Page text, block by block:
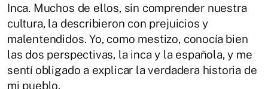
Inca. Muchos de ellos, sin comprender nuestra
cultura, la describieron con prejuicios y
malentendidos. Yo, como mestizo, conocía bien
las dos perspectivas, la inca y la española, y me
sentí obligado a explicar la verdadera historia de
mi pueblo.